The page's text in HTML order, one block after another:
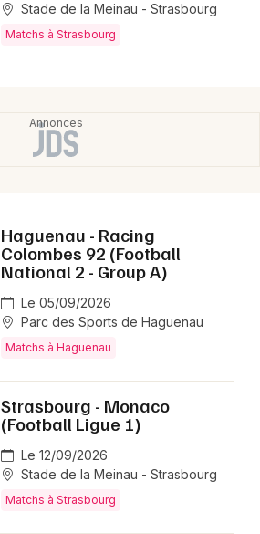
Stade de la Meinau - Strasbourg
Matchs à Strasbourg
Haguenau - Racing
Colombes 92 (Football
National 2 - Group A)
Le 05/09/2026
Parc des Sports de Haguenau
Matchs à Haguenau
Strasbourg - Monaco
(Football Ligue 1)
Le 12/09/2026
Stade de la Meinau - Strasbourg
Matchs à Strasbourg